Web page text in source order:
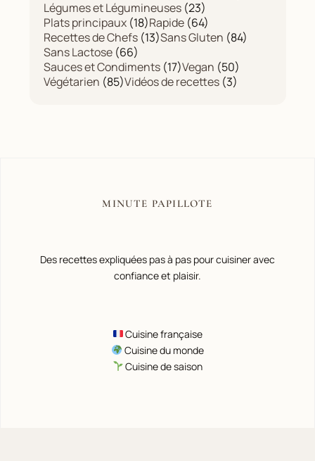
Légumes et Légumineuses(23)
Plats principaux(18)Rapide(64)
Recettes de Chefs(13)Sans Gluten (84)
Sans Lactose(66)
Sauces et Condiments(17)Vegan (50)
Végétarien (85)Vidéos de recettes(3)
MINUTE PAPILLOTE
Des recettes expliquées pas à pas pour cuisiner avec
confiance et plaisir.
Cuisine française
Cuisine du monde
Cuisine de saison